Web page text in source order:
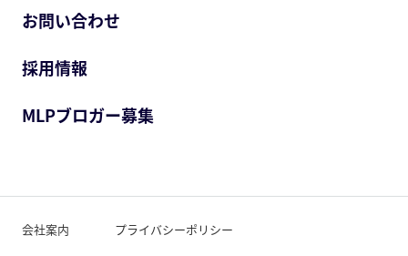
お問い合わせ
採用情報
MLPブロガー募集
会社案内 プライバシーポリシー